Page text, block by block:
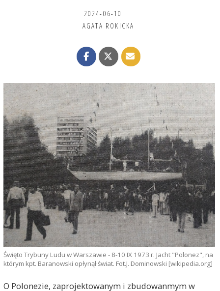
2024-06-10
AGATA ROKICKA
Święto Trybuny Ludu w Warszawie - 8-10 IX 1973 r. Jacht "Polonez", na
którym kpt. Baranowski opłynął świat. Fot.J. Dominowski [wikipedia.org]
O Polonezie, zaprojektowanym i zbudowanmym w